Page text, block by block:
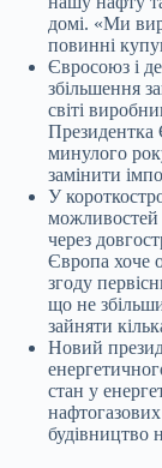
домі. «Ми
повинні
Євросоюз і
збільшення
світі
Президентка
минулого
замінити
У
можливостей
через
Європа хоче
згоду
що не
зайняти
Новий
стан у
будівництво